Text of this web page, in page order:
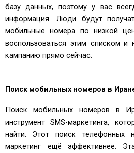
базу данных, поэтому у вас
информация. Люди будут
мобильные номера по низкой
воспользоваться этим списком
кампанию прямо сейчас.
Поиск мобильных номеров в
Поиск мобильных номеров в
инструмент SMS-маркетинга,
найти. Этот поиск телефонных
маркетинг ещё эффективнее.